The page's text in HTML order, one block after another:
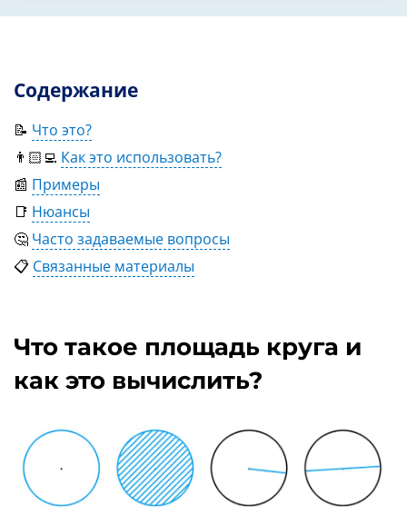
Содержание
📝 Что это?
👨🏻‍💻 Как это использовать?
📰 Примеры
📑 Нюансы
🤔 Часто задаваемые вопросы
📋 Связанные материалы
Что такое площадь круга и
как это вычислить?